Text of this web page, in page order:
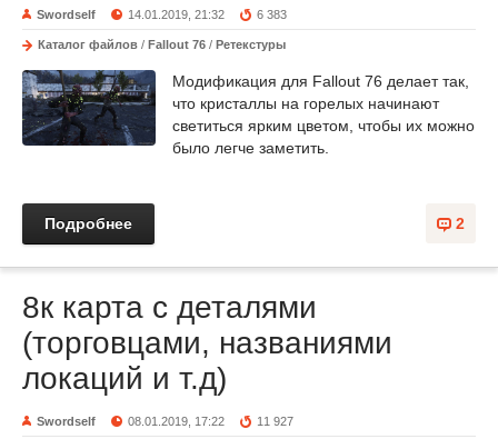
Swordself 14.01.2019, 21:32 6 383
Каталог файлов / Fallout 76 / Ретекстуры
Модификация для Fallout 76 делает так,
что кристаллы на горелых начинают
светиться ярким цветом, чтобы их можно
было легче заметить.
2
Подробнее
8к карта с деталями
(торговцами, названиями
локаций и т.д)
Swordself 08.01.2019, 17:22 11 927